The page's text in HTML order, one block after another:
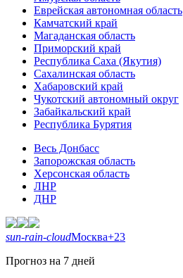
Еврейская автономная область
Камчатский край
Магаданская область
Приморский край
Республика Саха (Якутия)
Сахалинская область
Хабаровский край
Чукотский автономный округ
Забайкальский край
Республика Бурятия
Весь Донбасс
Запорожская область
Херсонская область
ЛНР
ДНР
sun-rain-cloudМосква+23
Прогноз на 7 дней